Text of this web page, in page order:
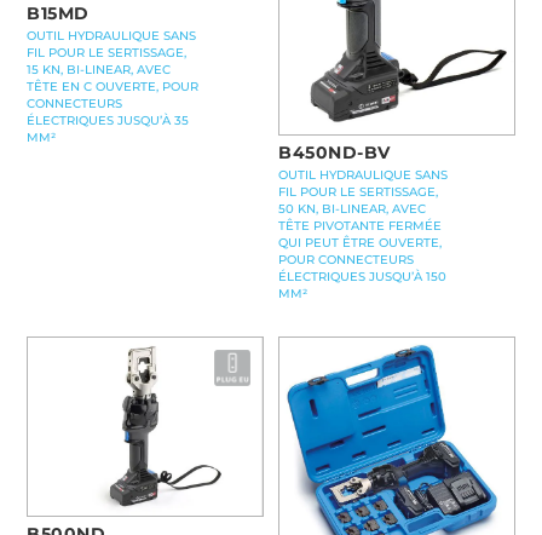
B15MD
OUTIL HYDRAULIQUE SANS
FIL POUR LE SERTISSAGE,
15 KN, BI-LINEAR, AVEC
TÊTE EN C OUVERTE, POUR
CONNECTEURS
ÉLECTRIQUES JUSQU’À 35
MM²
B450ND-BV
OUTIL HYDRAULIQUE SANS
FIL POUR LE SERTISSAGE,
50 KN, BI-LINEAR, AVEC
TÊTE PIVOTANTE FERMÉE
QUI PEUT ÊTRE OUVERTE,
POUR CONNECTEURS
ÉLECTRIQUES JUSQU’À 150
MM²